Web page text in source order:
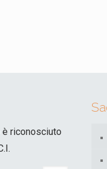
riconosciuto